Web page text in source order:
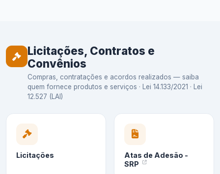
Licitações, Contratos e
Convênios
Compras, contratações e acordos realizados — saiba
quem fornece produtos e serviços · Lei 14.133/2021 · Lei
12.527 (LAI)
Licitações
Atas de Adesão -
SRP